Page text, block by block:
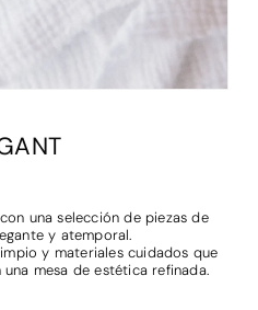
una selección de piezas de
y atemporal.
y materiales cuidados que
mesa de estética refinada.